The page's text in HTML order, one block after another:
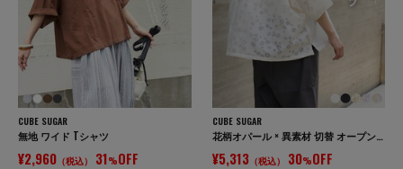
CUBE SUGAR
無地 ワイド Tシャツ
¥2,960 （税込） 31%OFF
CUBE SUGAR
花柄オパール × 異素材 切替 オープンカラー シャツ
¥5,313（税込） 30%OFF